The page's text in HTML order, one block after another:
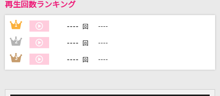
再生回数ランキング
1 ---- 回 ----
2 ---- 回 ----
3 ---- 回 ----